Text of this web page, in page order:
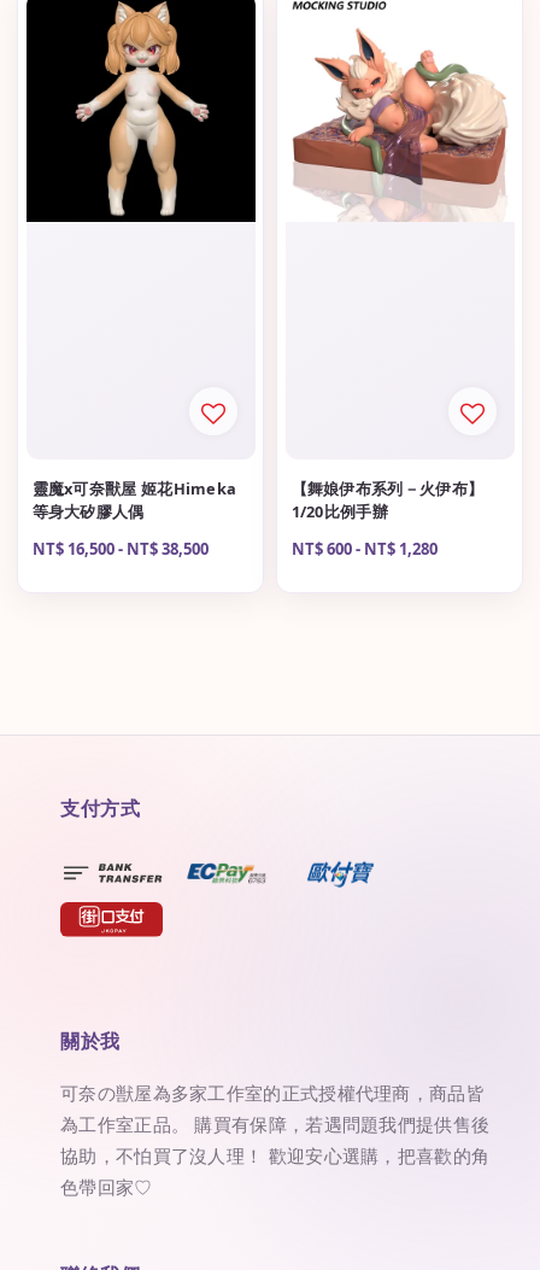
靈魔x可奈獸屋 姬花Himeka
等身大矽膠人偶
Regular
NT$ 16,500- NT$ 38,500
【舞娘伊布系列－火伊布】
1/20比例手辦
Regular
NT$ 600- NT$ 1,280
支付方式
關於我
可奈の獣屋為多家工作室的正式授權代理商，商品皆
為工作室正品。 購買有保障，若遇問題我們提供售後
協助，不怕買了沒人理！ 歡迎安心選購，把喜歡的角
色帶回家♡